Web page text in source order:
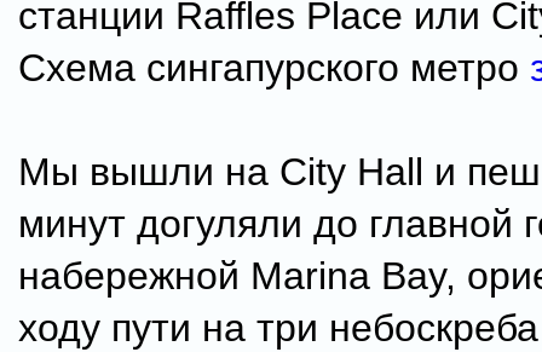
станции Raffles Place или
Схема сингапурского метро
Мы вышли на City Hall и
минут догуляли до главной
набережной Marina Bay,
ходу пути на три